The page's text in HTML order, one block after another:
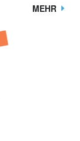
MEHR